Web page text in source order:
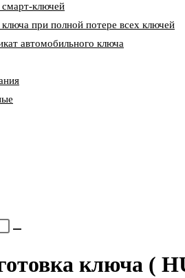
смарт-ключей
ключа при полной потере всех ключей
автомобильного ключа
ключа (